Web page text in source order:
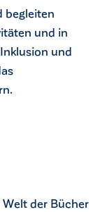
begleiten
und in
und
der Bücher